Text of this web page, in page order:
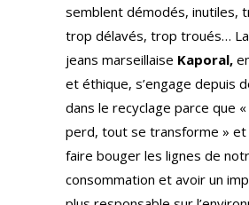
semblent démodés, inutiles,
trop délavés, trop troués…
jeans marseillaise Kaporal,
et éthique, s’engage depuis
dans le recyclage parce que
perd, tout se transforme »
faire bouger les lignes de
consommation et avoir un